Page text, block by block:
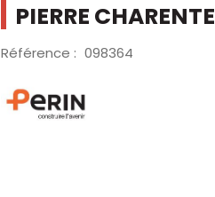
PIERRE CHARENTE
Référence : 098364